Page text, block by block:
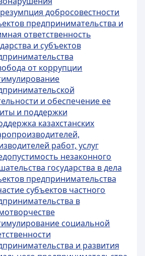
добросовестности
предпринимательства и
ответственность
и субъектов
от коррупции
и обеспечение ее
и поддержки
казахстанских
работ, услуг
незаконного
государства в дела
предпринимательства
субъектов частного
в
социальной
и развития